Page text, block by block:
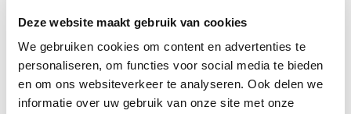
Deze website maakt gebruik van cookies
We gebruiken cookies om content en advertenties te
personaliseren, om functies voor social media te bieden
en om ons websiteverkeer te analyseren. Ook delen we
informatie over uw gebruik van onze site met onze
Buy-In de meerderheid van de aandelen in Art
Poetry & Design B.V. overgenomen. De overige
aandelen blijven eigendom van de oprichters. Het
team van Rembrandt Fusies & Overnames heeft
de koper begeleid bij het realiseren van deze